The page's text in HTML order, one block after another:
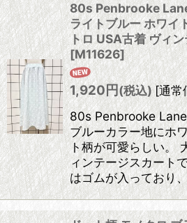
80s Penbrooke
ライトブルー ホワイ
トロ USA古着 ヴィ
[M11626]
1,920円(税込)[通常
80s Penbrooke
ブルーカラー地にホ
ト柄が可愛らしい。
ィンテージスカート
はゴムが入っており